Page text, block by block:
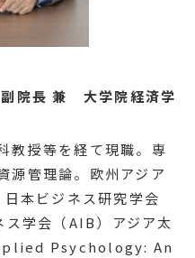
院長 兼 大学院経済学
教授等を経て現職。専
源管理論。欧州アジア
本ビジネス研究学会
ス学会（AIB）アジア太
Psychology: An